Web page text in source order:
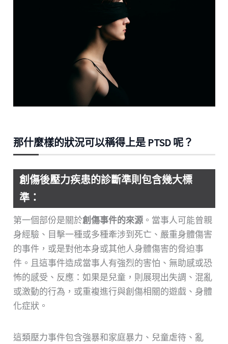
那什麼樣的狀況可以稱得上是 PTSD 呢？
創傷後壓力疾患的診斷準則包含幾大標
準：
第一個部份是關於創傷事件的來源。當事人可能曾親
身經驗、目擊一種或多種牽涉到死亡、嚴重身體傷害
的事件，或是對他本身或其他人身體傷害的脅迫事
件。且這事件造成當事人有強烈的害怕、無助感或恐
怖的感受、反應：如果是兒童，則展現出失調、混亂
或激動的行為，或重複進行與創傷相關的遊戲、身體
化症狀。
這類壓力事件包含強暴和家庭暴力、兒童虐待、亂